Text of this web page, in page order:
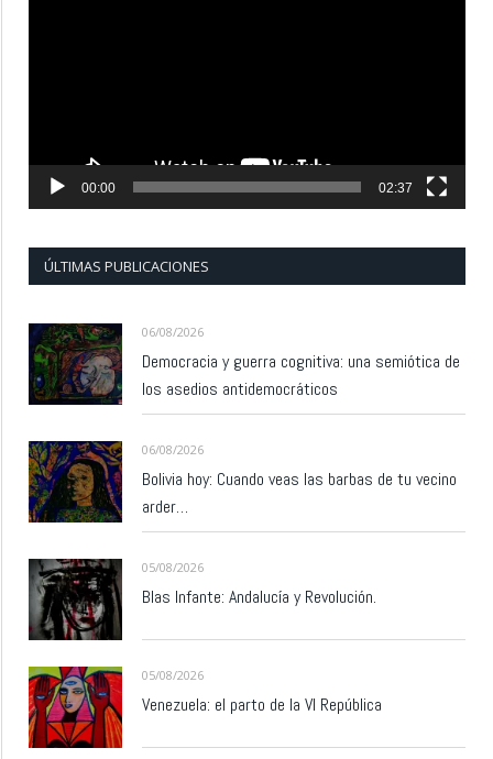
00:00 02:37
ÚLTIMAS PUBLICACIONES
06/08/2026
Democracia y guerra cognitiva: una semiótica de
los asedios antidemocráticos
06/08/2026
Bolivia hoy: Cuando veas las barbas de tu vecino
arder…
05/08/2026
Blas Infante: Andalucía y Revolución.
05/08/2026
Venezuela: el parto de la VI República